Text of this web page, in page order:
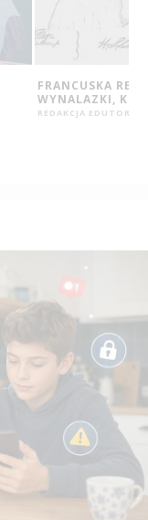
5 SPOSOBÓW
NA LEPSZE
REDAKCJA